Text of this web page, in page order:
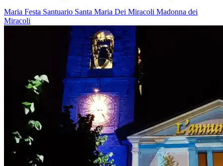
Maria Festa Santuario Santa Maria Dei Miracoli Madonna dei
Miracoli